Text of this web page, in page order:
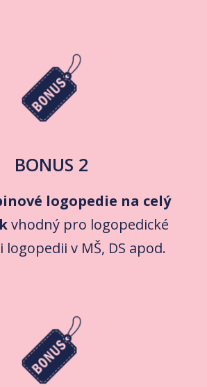
BONUS 2
logopedie na celý
vhodný pro logopedické
logopedii v MŠ, DS apod.